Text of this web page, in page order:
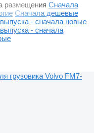
размещения Сначала
Сначала дешевые
- сначала новые
- сначала